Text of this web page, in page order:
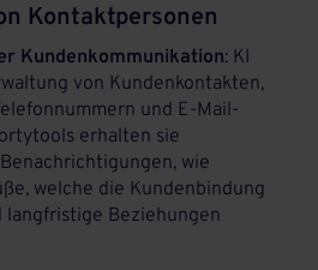
Kontaktpersonen
Kundenkommunikation: KI
von Kundenkontakten,
und E-Mail-
erhalten sie
wie
welche die Kundenbindung
langfristige Beziehungen